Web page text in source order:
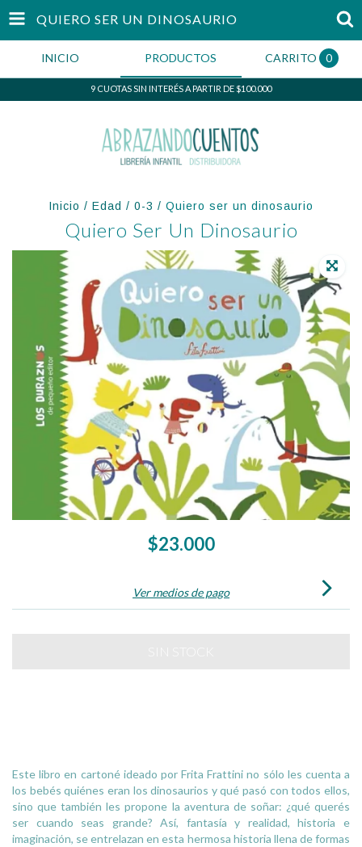
QUIERO SER UN DINOSAURIO
INICIO PRODUCTOS CARRITO 0
9 CUOTAS SIN INTERÉS A PARTIR DE $100.000
Inicio / Edad / 0-3 / Quiero ser un dinosaurio
Quiero Ser Un Dinosaurio
$23.000
Ver medios de pago
Este libro en cartoné ideado por Frita Frattini no sólo les cuenta a
los bebés quiénes eran los dinosaurios y qué pasó con todos ellos,
sino que también les propone la aventura de soñar: ¿qué querés
ser cuando seas grande? Así, fantasía y realidad, historia e
imaginación, se entrelazan en esta hermosa historia llena de formas